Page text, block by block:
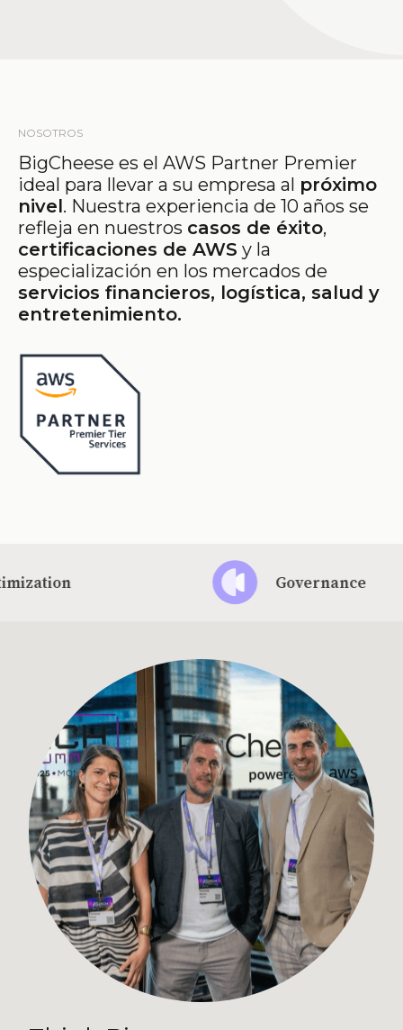
NOSOTROS
BigCheese es el AWS Partner Premier
ideal para llevar a su empresa al próximo
nivel. Nuestra experiencia de 10 años se
refleja en nuestros casos de éxito,
certificaciones de AWS y la
especialización en los mercados de
servicios financieros, logística, salud y
entretenimiento.
Governance